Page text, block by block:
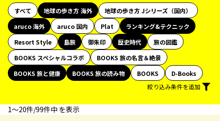
すべて 地球の歩き方 海外
地球の歩き方 Jシリーズ（国内）
aruco 海外
aruco 国内 Plat
ランキング&テクニック
Resort Style
島旅 御朱印 歴史時代
旅の図鑑
BOOKS スペシャルコラボ
BOOKS 旅の名言＆絶景
BOOKS 旅と健康
BOOKS 旅の読み物 BOOKS
D-Books
絞り込み条件を追加
1〜20件/99件中 を表示